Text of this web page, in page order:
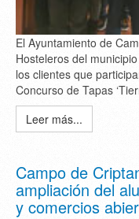
El Ayuntamiento de
Hosteleros del
los clientes que
Concurso de Tapas
Leer más...
Campo de
ampliación del
y comercios